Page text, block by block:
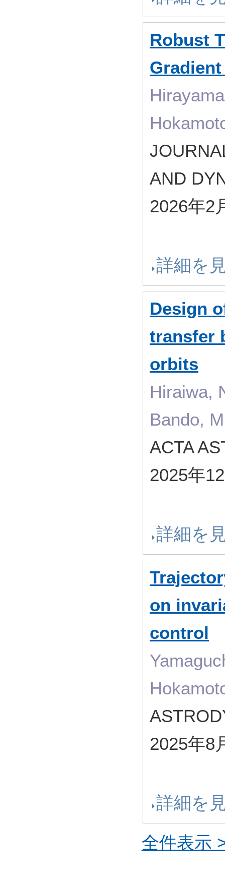
Robust
AND
2026年2
詳細を
Design
transfer
orbits
Hiraiwa,
Bando, M
ACTA
2025年
詳細を
on
control
2025年8
詳細を
全件表示